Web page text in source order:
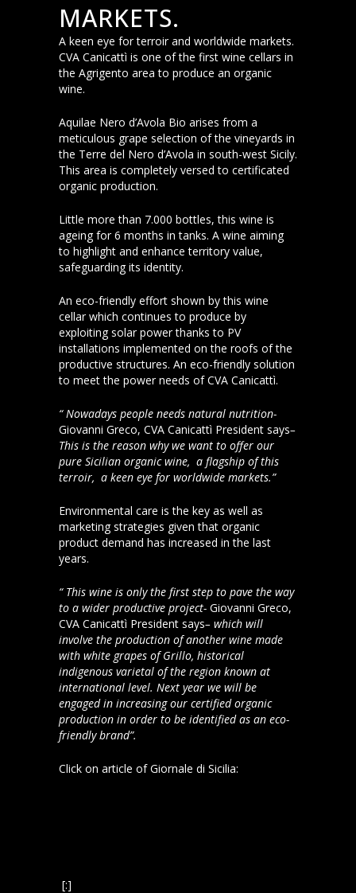
MARKETS.
A keen eye for terroir and worldwide markets.
CVA Canicattì is one of the first wine cellars in
the Agrigento area to produce an organic
wine.
Aquilae Nero d’Avola Bio arises from a
meticulous grape selection of the vineyards in
the Terre del Nero d’Avola in south-west Sicily.
This area is completely versed to certificated
organic production.
Little more than 7.000 bottles, this wine is
ageing for 6 months in tanks. A wine aiming
to highlight and enhance territory value,
safeguarding its identity.
An eco-friendly effort shown by this wine
cellar which continues to produce by
exploiting solar power thanks to PV
installations implemented on the roofs of the
productive structures. An eco-friendly solution
to meet the power needs of CVA Canicattì.
“ Nowadays people needs natural nutrition-
Giovanni Greco, CVA Canicattì President says–
This is the reason why we want to offer our
pure Sicilian organic wine, a flagship of this
terroir, a keen eye for worldwide markets.”
Environmental care is the key as well as
marketing strategies given that organic
product demand has increased in the last
years.
“ This wine is only the first step to pave the way
to a wider productive project- Giovanni Greco,
CVA Canicattì President says– which will
involve the production of another wine made
with white grapes of Grillo, historical
indigenous varietal of the region known at
international level. Next year we will be
engaged in increasing our certified organic
production in order to be identified as an eco-
friendly brand”.
Click on article of Giornale di Sicilia:
[:]